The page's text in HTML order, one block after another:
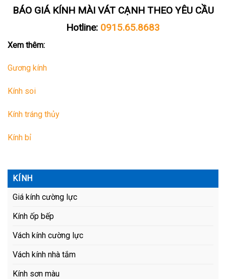
BÁO GIÁ KÍNH MÀI VÁT CẠNH THEO YÊU CẦU
Hotline: 0915.65.8683
Xem thêm:
Gương kính
Kính soi
Kính tráng thủy
Kính bỉ
KÍNH
Giá kính cường lực
Kính ốp bếp
Vách kính cường lực
Vách kính nhà tắm
Kính sơn màu